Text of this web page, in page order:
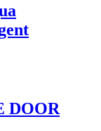
DOOR